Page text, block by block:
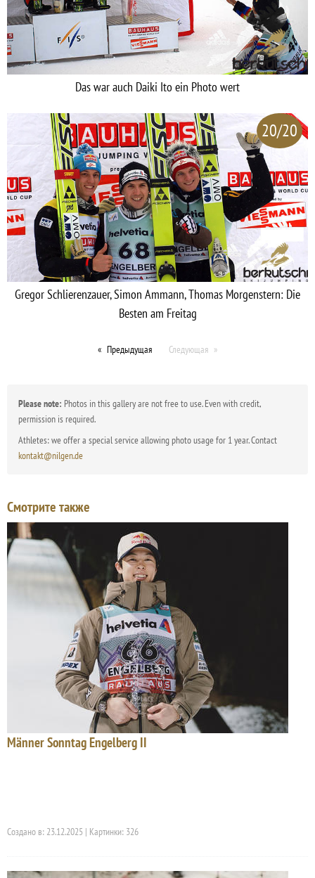
Das war auch Daiki Ito ein Photo wert
20/20
Gregor Schlierenzauer, Simon Ammann, Thomas Morgenstern: Die
Besten am Freitag
Предыдущая Следующая
Please note: Photos in this gallery are not free to use. Even with credit,
permission is required.
Athletes: we offer a special service allowing photo usage for 1 year. Contact
kontakt@nilgen.de
Смотрите также
Männer Sonntag Engelberg II
Создано в: 23.12.2025 | Картинки: 326